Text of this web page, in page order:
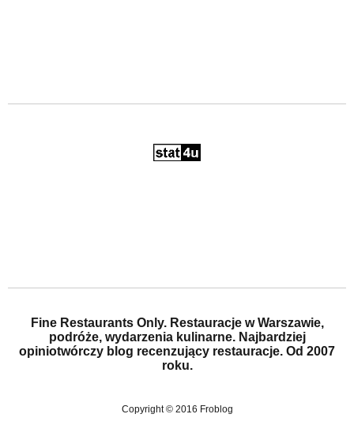
Fine Restaurants Only. Restauracje w Warszawie,
podróże, wydarzenia kulinarne. Najbardziej
opiniotwórczy blog recenzujący restauracje. Od 2007
roku.
Copyright © 2016 Froblog